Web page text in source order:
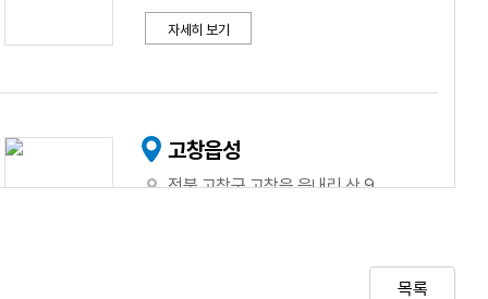
자세히 보기
고창읍성
전북 고창군 고창읍 읍내리 산 9
목록